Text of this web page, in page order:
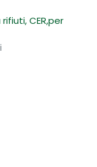
CER,per